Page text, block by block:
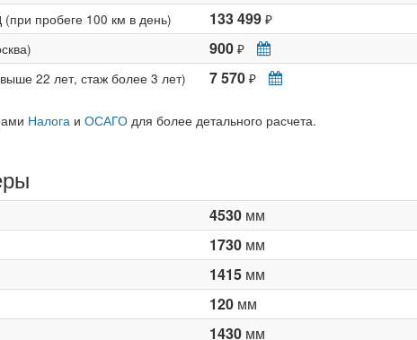
(при пробеге 100 км в день) 133 499 ₽
900 ₽
22 лет, стаж более 3 лет) 7 570 ₽
Налогаи ОСАГОдля более детального расчета.
4530мм
1730мм
1415мм
120мм
1430мм